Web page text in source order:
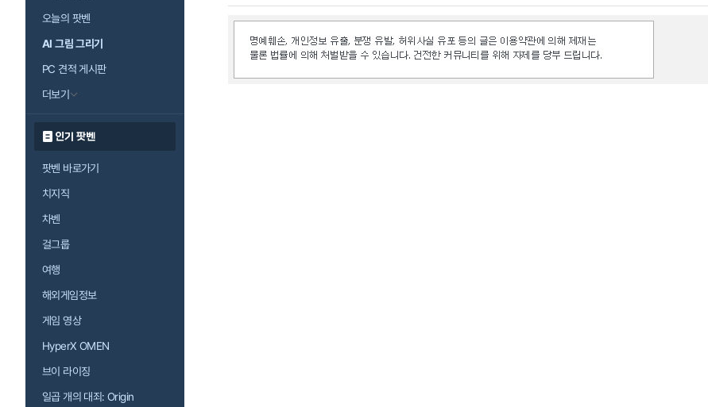
오늘의 팟벤
AI 그림 그리기
PC 견적 게시판
더보기
인기 팟벤
팟벤 바로가기
치지직
차벤
걸그룹
여행
해외게임정보
게임 영상
HyperX OMEN
브이 라이징
일곱 개의 대죄: Origin